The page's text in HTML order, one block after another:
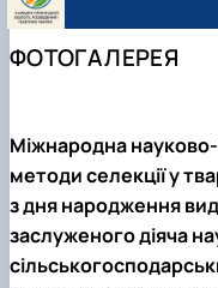
Практика
НАУКОВА
Дорадча
ФОТОГАЛЕРЕЯ
Міжнародна
методи селекції у
з дня народження
заслуженого діяча